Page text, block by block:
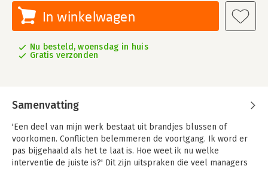
In winkelwagen
Nu besteld, woensdag in huis
Gratis verzonden
Samenvatting
'Een deel van mijn werk bestaat uit brandjes blussen of
voorkomen. Conflicten belemmeren de voortgang. Ik word er
pas bijgehaald als het te laat is. Hoe weet ik nu welke
interventie de juiste is?' Dit zijn uitspraken die veel managers